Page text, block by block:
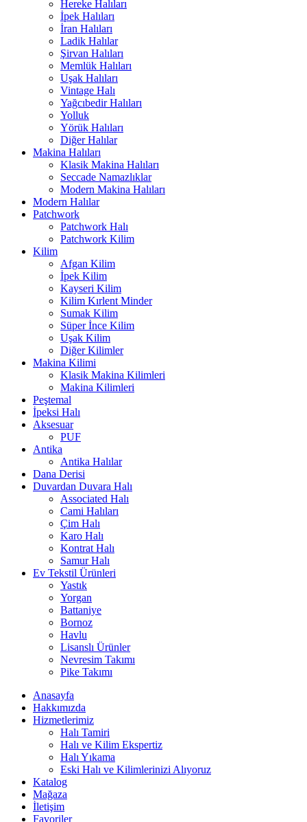
Hereke Halıları
İpek Halıları
İran Halıları
Ladik Halılar
Şirvan Halıları
Memlük Halıları
Uşak Halıları
Vintage Halı
Yağcıbedir Halıları
Yolluk
Yörük Halıları
Diğer Halılar
Makina Halıları
Klasik Makina Halıları
Seccade Namazlıklar
Modern Makina Halıları
Modern Halılar
Patchwork
Patchwork Halı
Patchwork Kilim
Kilim
Afgan Kilim
İpek Kilim
Kayseri Kilim
Kilim Kırlent Minder
Sumak Kilim
Süper İnce Kilim
Uşak Kilim
Diğer Kilimler
Makina Kilimi
Klasik Makina Kilimleri
Makina Kilimleri
Peştemal
İpeksi Halı
Aksesuar
PUF
Antika
Antika Halılar
Dana Derisi
Duvardan Duvara Halı
Associated Halı
Cami Halıları
Çim Halı
Karo Halı
Kontrat Halı
Samur Halı
Ev Tekstil Ürünleri
Yastık
Yorgan
Battaniye
Bornoz
Havlu
Lisanslı Ürünler
Nevresim Takımı
Pike Takımı
Anasayfa
Hakkımızda
Hizmetlerimiz
Halı Tamiri
Halı ve Kilim Ekspertiz
Halı Yıkama
Eski Halı ve Kilimlerinizi Alıyoruz
Katalog
Mağaza
İletişim
Favoriler